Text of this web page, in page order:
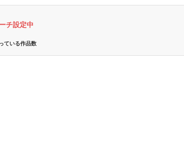
ボーイズラブ
ティーンズラブ
チ設定中
ている作品数